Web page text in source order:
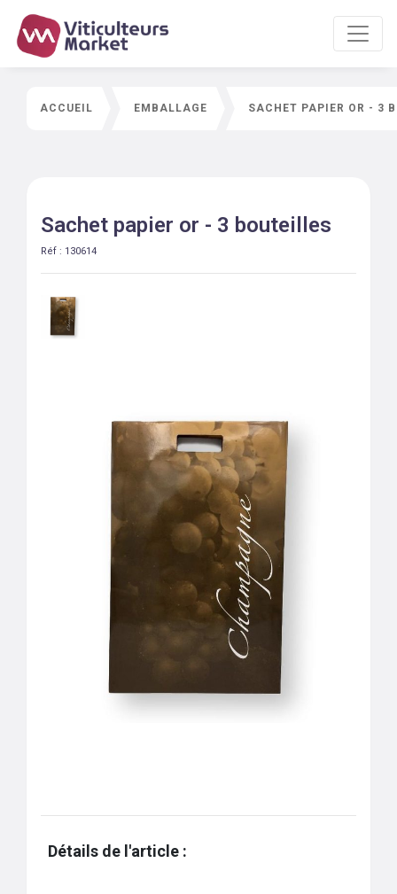
ACCUEIL EMBALLAGE SACHET PAPIER OR - 3
Sachet papier or - 3 bouteilles
Réf : 130614
Détails de l'article :